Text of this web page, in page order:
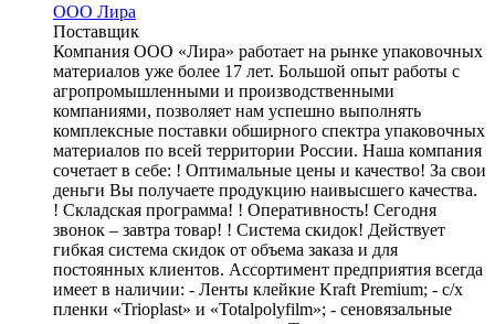
ООО Лира
Поставщик
Компания ООО «Лира» работает на рынке упаковочных
материалов уже более 17 лет. Большой опыт работы с
агропромышленными и производственными
компаниями, позволяет нам успешно выполнять
комплексные поставки обширного спектра упаковочных
материалов по всей территории России. Наша компания
сочетает в себе: ! Оптимальные цены и качество! За свои
деньги Вы получаете продукцию наивысшего качества.
! Складская программа! ! Оперативность! Сегодня
звонок – завтра товар! ! Система скидок! Действует
гибкая система скидок от объема заказа и для
постоянных клиентов. Ассортимент предприятия всегда
имеет в наличии: - Ленты клейкие Kraft Premium; - с/х
пленки «Trioplast» и «Totalpolyfilm»; - сеновязальные